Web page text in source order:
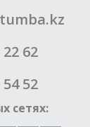
62
52
сетях: